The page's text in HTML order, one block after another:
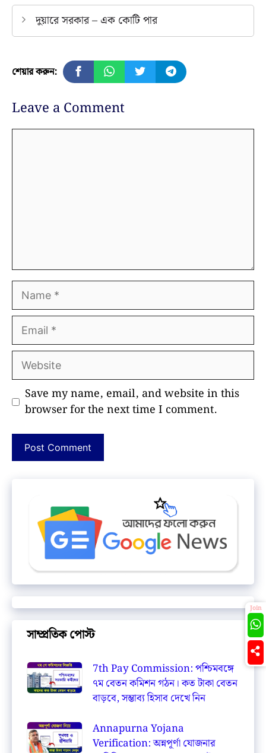
দুয়ারে সরকার – এক কোটি পার
শেয়ার করুন:
Leave a Comment
Name
Email
Website
Save my name, email, and website in this
browser for the next time I comment.
সাম্প্রতিক পোস্ট
7th Pay Commission: পশ্চিমবঙ্গে
৭ম বেতন কমিশন গঠন। কত টাকা বেতন
বাড়বে, সম্ভাব্য হিসাব দেখে নিন
Annapurna Yojana
Verification: অন্নপূর্ণা যোজনার
Join